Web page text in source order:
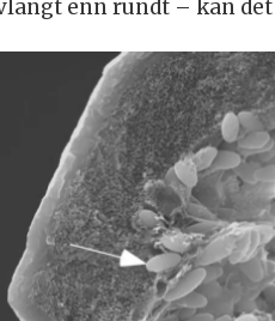
enn rundt – kan